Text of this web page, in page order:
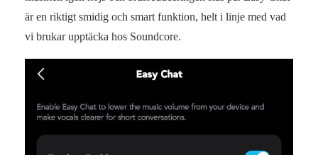
är en riktigt smidig och smart funktion, helt i linje med vad
vi brukar upptäcka hos Soundcore.